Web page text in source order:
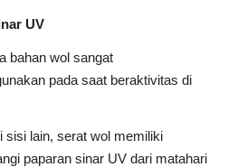
UV
bahan wol sangat
pada saat beraktivitas di
sisi lain, serat wol memiliki
paparan sinar UV dari matahari